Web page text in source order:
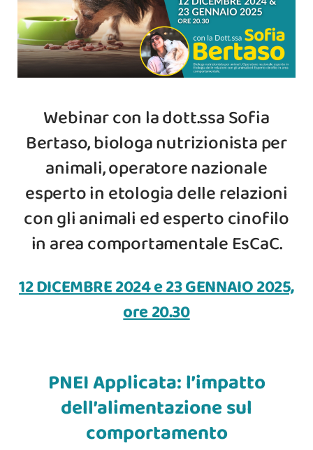
Webinar con la dott.ssa Sofia
Bertaso, biologa nutrizionista per
animali, operatore nazionale
esperto in etologia delle relazioni
con gli animali ed esperto cinofilo
in area comportamentale EsCaC.
12 DICEMBRE 2024 e 23 GENNAIO 2025,
ore 20.30
PNEI Applicata: l’impatto
dell’alimentazione sul
comportamento